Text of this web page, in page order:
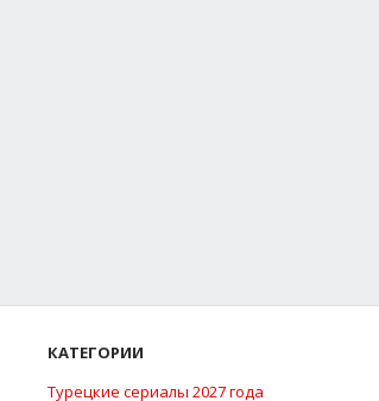
КАТЕГОРИИ
Турецкие сериалы 2027 года